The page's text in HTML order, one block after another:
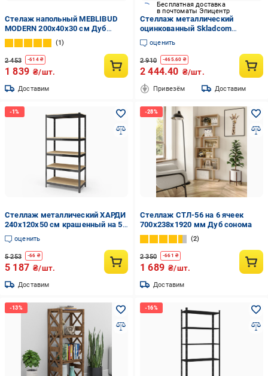
Стелаж напольный MEBLIBUD
MODERN 200х40х30 см Дуб
сонома
1
2 453 -614₴
1 839 ₴/шт.
Доставим
Бесплатная доставка
в почтоматы Эпицентр
Стеллаж металлический
оцинкованный Skladcom
2000х900х400 мм 5 полок МДФ
175 кг на полку
оценить
2 910 -465.60 ₴
2 444.40 ₴/шт.
Привезём Доставим
Стеллаж металлический ХАРДИ
240х120х50 см крашенный на 5
полок из ДСП Черный (315551)
оценить
5 253 -66 ₴
5 187 ₴/шт.
Доставим
Стеллаж СТЛ-56 на 6 ячеек
700х238х1920 мм Дуб сонома
2
2 350 -661 ₴
1 689 ₴/шт.
Доставим